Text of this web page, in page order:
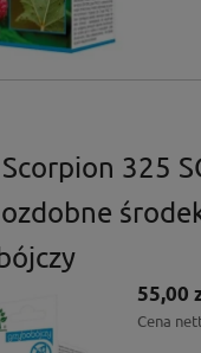
325
55,00
Cena